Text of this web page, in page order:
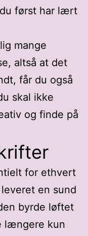
først har lært
mange
altså at det
får du også
skal ikke
og finde på
for ethvert
en sund
byrde løftet
længere kun